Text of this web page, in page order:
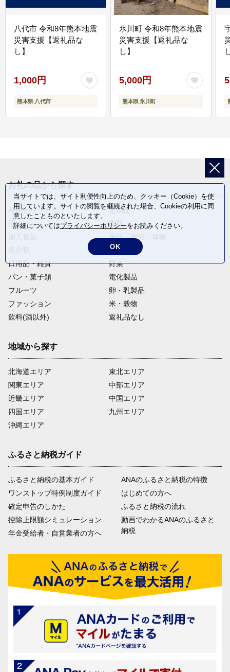
八代市 令和8年熊本地震
災害支援【返礼品な
し】
1,000円
熊本県 八代市
氷川町 令和8年熊本地震
災害支援【返礼品な
し】
5,000円
熊本県 氷川町
お礼の品から探す
ANAオリジナル
定期便
酒
肉類
旅行・宿泊・体験
麺類
日用品・雑貨
野菜
パン・菓子類
電化製品
フルーツ
卵・乳製品
ファッション
米・穀物
飲料(酒以外)
返礼品なし
地域から探す
北海道エリア
関東エリア
近畿エリア
四国エリア
沖縄エリア
東北エリア
中部エリア
中国エリア
九州エリア
ふるさと納税ガイド
ふるさと納税の基本ガイド
ワンストップ特例制度ガイド
確定申告のしかた
控除上限額シミュレーション
年金受給者・自営業者の方へ
ANAのふるさと納税の特徴
はじめての方へ
ふるさと納税の流れ
動画でわかるANAのふるさと
納税
当サイトでは、サイト利便性向上のため、クッキー（Cookie）を使
用しています。サイトの閲覧を継続された場合、Cookieの利用に同
意したことものといたします。
詳細についてはプライバシーポリシーをお読みください。
OK